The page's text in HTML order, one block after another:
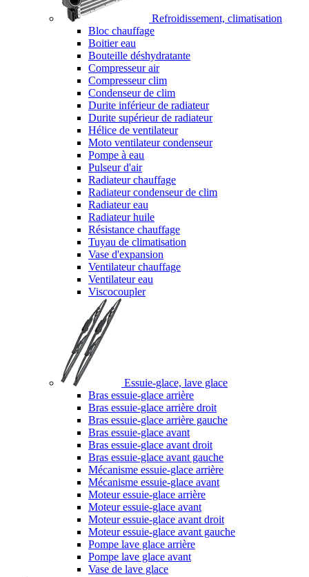
Refroidissement, climatisation
Bloc chauffage
Boitier eau
Bouteille déshydratante
Compresseur air
Compresseur clim
Condenseur de clim
Durite inférieur de radiateur
Durite supérieur de radiateur
Hélice de ventilateur
Moto ventilateur condenseur
Pompe à eau
Pulseur d'air
Radiateur chauffage
Radiateur condenseur de clim
Radiateur eau
Radiateur huile
Résistance chauffage
Tuyau de climatisation
Vase d'expansion
Ventilateur chauffage
Ventilateur eau
Viscocoupler
Essuie-glace, lave glace
Bras essuie-glace arrière
Bras essuie-glace arrière droit
Bras essuie-glace arrière gauche
Bras essuie-glace avant
Bras essuie-glace avant droit
Bras essuie-glace avant gauche
Mécanisme essuie-glace arrière
Mécanisme essuie-glace avant
Moteur essuie-glace arrière
Moteur essuie-glace avant
Moteur essuie-glace avant droit
Moteur essuie-glace avant gauche
Pompe lave glace arrière
Pompe lave glace avant
Vase de lave glace